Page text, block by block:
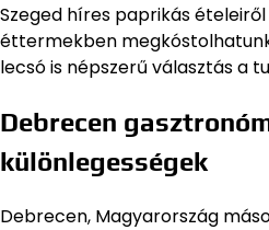
Szeged híres paprikás
éttermekben
lecsó is népszerű választás a
Debrecen
különlegességek
Debrecen, Magyarország